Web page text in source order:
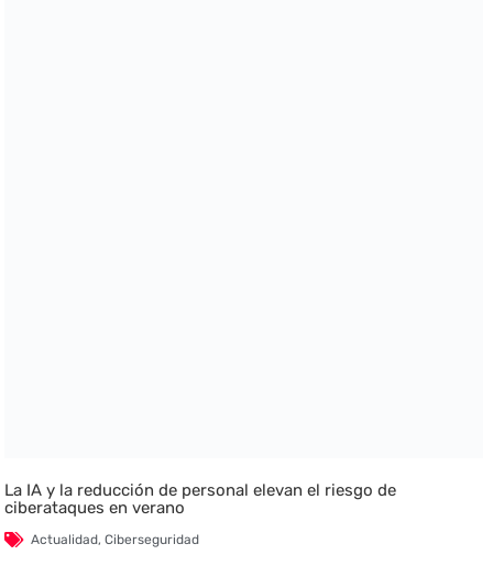
La IA y la reducción de personal elevan el riesgo de
ciberataques en verano
Actualidad,Ciberseguridad